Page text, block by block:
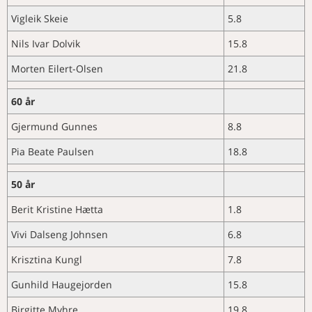
Kronisk rognassosiert betennelse
hos berggylt
Utbrudd med Aeromonas veronii
på laks i et RAS-anlegg
Bacillus licheniformis som årsak
til abort i en sauebesetning
Spironukleose hos atlantisk laks
Å fôre grisen med gjær fra trær
kan fremme sunne
tarmbakterier
Regnbueørreten har utviklet
strategier for effektiv
antistoffrespons
CMS er en smittsom sykdom
Merkedager i september
Nye medlemmer
KURS OG MØTER
Aktivitetskalender
Vigleik Skeie
5.8
Nils Ivar Dolvik
15.8
Morten Eilert-Olsen
21.8
60 år
Gjermund Gunnes
8.8
Pia Beate Paulsen
18.8
50 år
Berit Kristine Hætta
1.8
Vivi Dalseng Johnsen
6.8
Krisztina Kungl
7.8
Gunhild Haugejorden
15.8